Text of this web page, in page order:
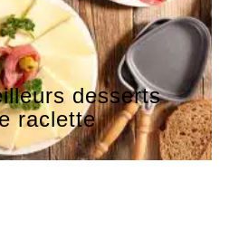
desserts
raclette